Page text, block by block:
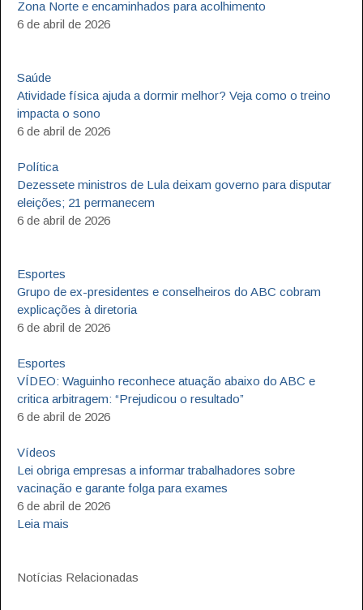
Zona Norte e encaminhados para acolhimento
6 de abril de 2026
Saúde
Atividade física ajuda a dormir melhor? Veja como o treino
impacta o sono
6 de abril de 2026
Política
Dezessete ministros de Lula deixam governo para disputar
eleições; 21 permanecem
6 de abril de 2026
Esportes
Grupo de ex-presidentes e conselheiros do ABC cobram
explicações à diretoria
6 de abril de 2026
Esportes
VÍDEO: Waguinho reconhece atuação abaixo do ABC e
critica arbitragem: “Prejudicou o resultado”
6 de abril de 2026
Vídeos
Lei obriga empresas a informar trabalhadores sobre
vacinação e garante folga para exames
6 de abril de 2026
Leia mais
Notícias Relacionadas